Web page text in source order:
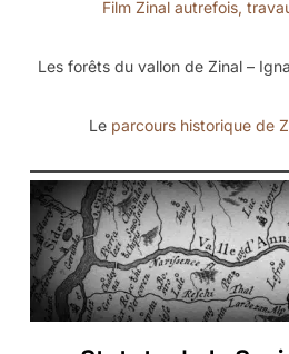
Film Zinal autrefois,
Les forêts du vallon de Zinal –
Le parcours historique de